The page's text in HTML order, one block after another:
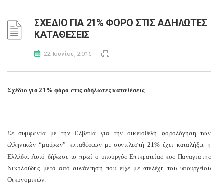
ΣΧΕΔΙΟ ΓΙΑ 21% ΦΟΡΟ ΣΤΙΣ ΑΔΗΛΩΤΕΣ
ΚΑΤΑΘΕΣΕΙΣ
22 Ιουνίου, 2015
Σχέδιο για 21% φόρο στις αδήλωτες καταθέσεις
Σε συμφωνία με την Ελβετία για την οικειοθελή φορολόγηση των
ελληνικών “μαύρων” καταθέσεων με συντελεστή 21% έχει καταλήξει η
Ελλάδα. Αυτό δήλωσε το πρωί ο υπουργός Επικρατείας κος Παναγιώτης
Νικολούδης μετά από συνάντηση που είχε με στελέχη του υπουργείου
Οικονομικών.